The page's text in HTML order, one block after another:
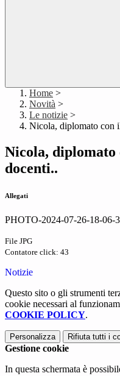
Home >
Novità >
Le notizie >
Nicola, diplomato con
Nicola, diplomato
docenti..
Allegati
PHOTO-2024-07-26-18-06-
File JPG
Contatore click: 43
Notizie
Questo sito o gli strumenti
cookie necessari al
COOKIE POLICY.
Personalizza Rifiuta tutti i
Gestione cookie
In questa schermata è